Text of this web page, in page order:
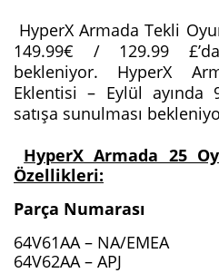
HyperX Armada Tekli
149.99€ / 129.99
bekleniyor. HyperX
Eklentisi – Eylül ayında
satışa sunulması
HyperX Armada 25
Özellikleri:
Parça Numarası
64V61AA – NA/EMEA
64V62AA – APJ